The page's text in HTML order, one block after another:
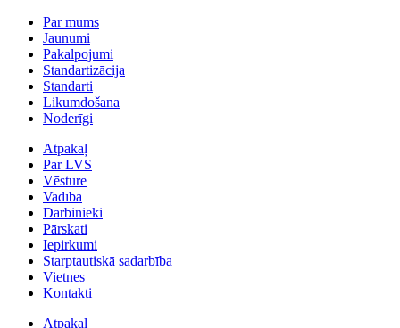
Par mums
Jaunumi
Pakalpojumi
Standartizācija
Standarti
Likumdošana
Noderīgi
Atpakaļ
Par LVS
Vēsture
Vadība
Darbinieki
Pārskati
Iepirkumi
Starptautiskā sadarbība
Vietnes
Kontakti
Atpakaļ